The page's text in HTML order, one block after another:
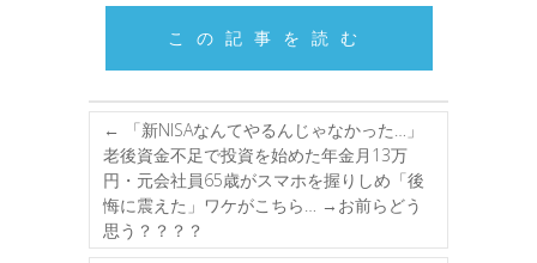
この記事を読む
←
「新NISAなんてやるんじゃなかった…」
老後資金不足で投資を始めた年金月13万
円・元会社員65歳がスマホを握りしめ「後
悔に震えた」ワケがこちら… →お前らどう
思う？？？？